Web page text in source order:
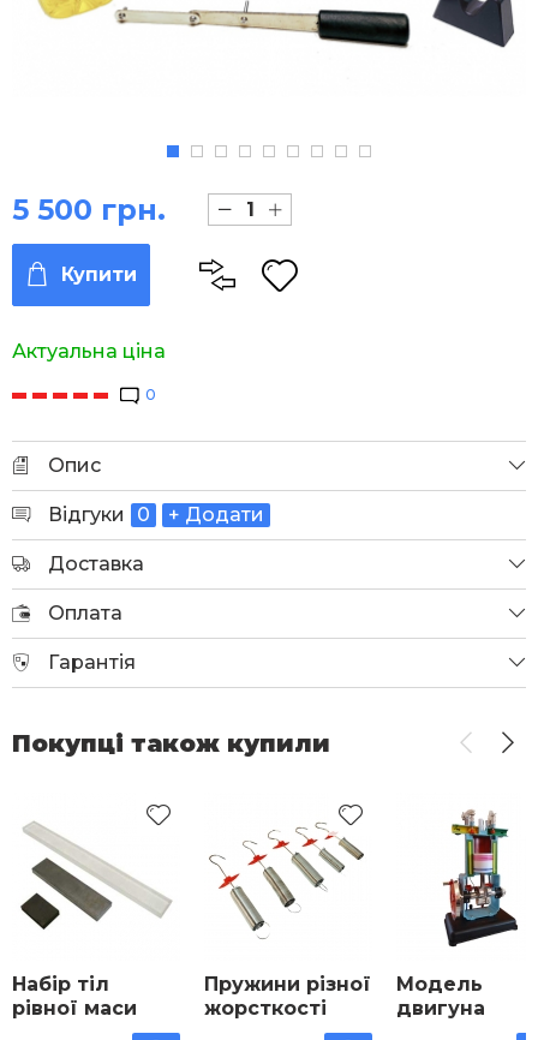
Актуальна ціна
5 500 грн.
Купити
0
Опис
Відгуки 0 + Додати
Доставка
Оплата
Гарантія
Покупці також купили
Набір тіл
рівної маси
Пружини різної
жорсткості
Модель
двигуна